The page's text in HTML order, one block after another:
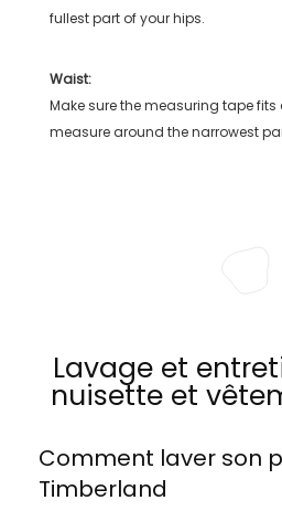
fullest part of your hips.
Waist:
Make sure the measuring tape
measure around the narrowest
Lavage et
nuisette et
Comment laver son
Timberland